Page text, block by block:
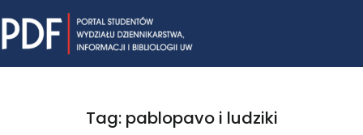
to
content
Tag: pablopavo i ludziki